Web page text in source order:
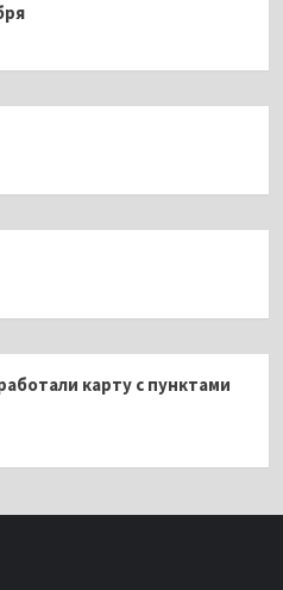
карту с пунктами